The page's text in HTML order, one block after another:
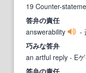
19 Counter-
答弁の責任
answerability
-
巧みな答弁
an artful reply - E
答弁の責任